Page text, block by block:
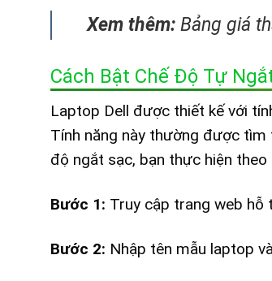
Xem thêm: Bảng giá
Cách Bật Chế Độ Tự
Laptop Dell được thiết kế với
Tính năng này thường được tìm
độ ngắt sạc, bạn thực hiện
Bước 1: Truy cập trang web hỗ
Bước 2: Nhập tên mẫu laptop